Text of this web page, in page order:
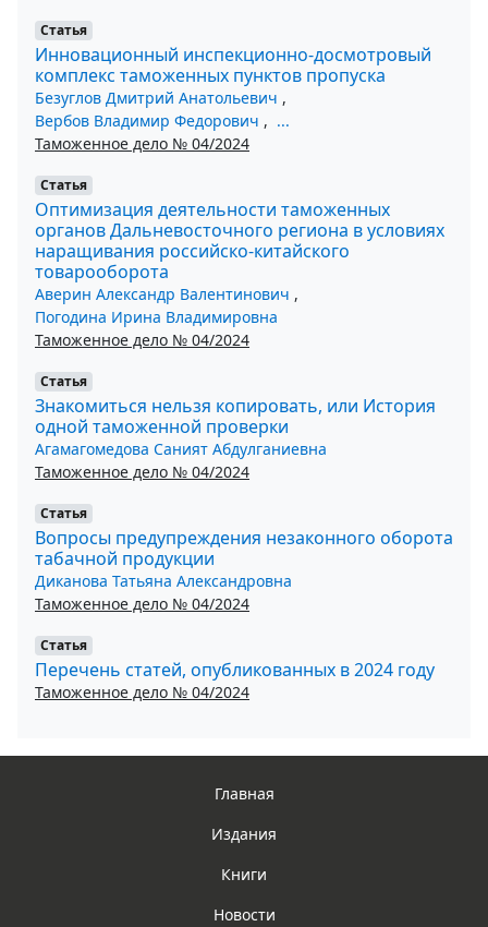
Статья
Инновационный инспекционно-досмотровый
комплекс таможенных пунктов пропуска
Безуглов Дмитрий Анатольевич ,
Вербов Владимир Федорович , ...
Таможенное дело № 04/2024
Статья
Оптимизация деятельности таможенных
органов Дальневосточного региона в условиях
наращивания российско-китайского
товарооборота
Аверин Александр Валентинович ,
Погодина Ирина Владимировна
Таможенное дело № 04/2024
Статья
Знакомиться нельзя копировать, или История
одной таможенной проверки
Агамагомедова Саният Абдулганиевна
Таможенное дело № 04/2024
Статья
Вопросы предупреждения незаконного оборота
табачной продукции
Диканова Татьяна Александровна
Таможенное дело № 04/2024
Статья
Перечень статей, опубликованных в 2024 году
Таможенное дело № 04/2024
Главная
Издания
Книги
Новости